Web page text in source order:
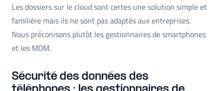
Les dossiers sur le cloud sont certes une solution simple et
familière mais ils ne sont pas adaptés aux entreprises.
Nous préconisons plutôt les gestionnaires de smartphones
et les MDM.
Sécurité des données des